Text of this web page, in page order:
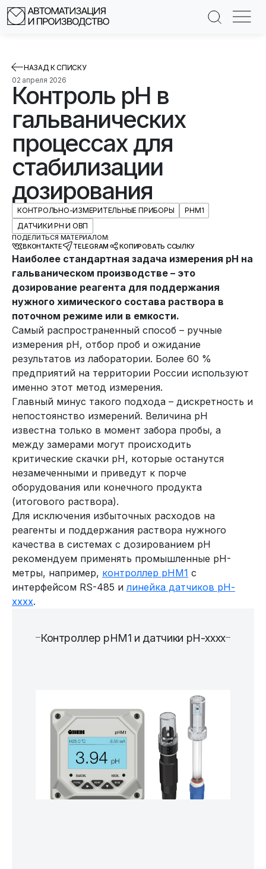
НАЗАД К СПИСКУ
02 апреля 2026
Контроль pH в
гальванических
процессах для
стабилизации
дозирования
КОНТРОЛЬНО-ИЗМЕРИТЕЛЬНЫЕ ПРИБОРЫ
PHM1
ДАТЧИКИ PH И ОВП
ПОДЕЛИТЬСЯ МАТЕРИАЛОМ:
ВКОНТАКТЕ
TELEGRAM КОПИРОВАТЬ ССЫЛКУ
Наиболее стандартная задача измерения pH на
гальваническом производстве – это
дозирование реагента для поддержания
нужного химического состава раствора в
поточном режиме или в емкости.
Самый распространенный способ – ручные
измерения рН, отбор проб и ожидание
результатов из лаборатории. Более 60 %
предприятий на территории России используют
именно этот метод измерения.
Главный минус такого подхода – дискретность и
непостоянство измерений. Величина рН
известна только в момент забора пробы, а
между замерами могут происходить
критические скачки pH, которые останутся
незамеченными и приведут к порче
оборудования или конечного продукта
(итогового раствора).
Для исключения избыточных расходов на
реагенты и поддержания раствора нужного
качества в системах с дозированием pH
рекомендуем применять промышленные pH-
метры, например, контроллер pHM1 с
интерфейсом RS-485 илинейка датчиков рН-
хххх.
Контроллер pHM1 и датчики рН-хххх